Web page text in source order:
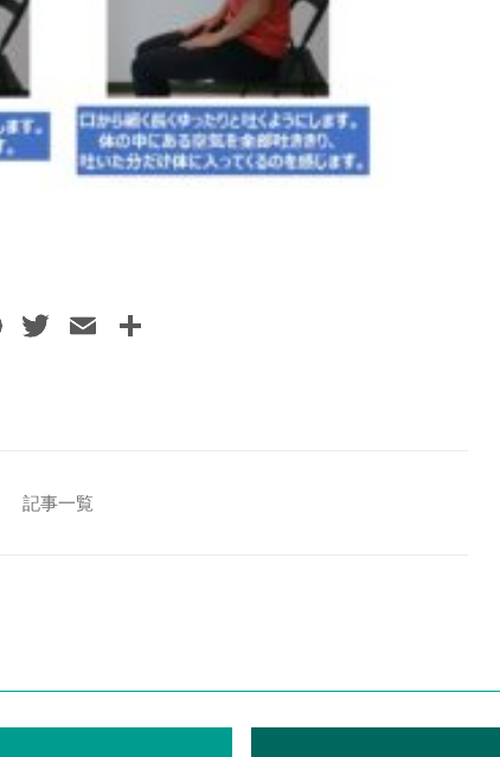
F
o
T E
記事一覧